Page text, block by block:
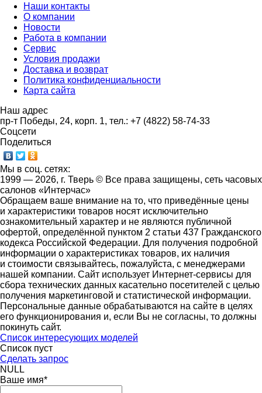
Наши контакты
О компании
Новости
Работа в компании
Сервис
Условия продажи
Доставка и возврат
Политика конфиденциальности
Карта сайта
Наш адрес
пр-т Победы, 24, корп. 1, тел.: +7 (4822) 58-74-33
Соцсети
Поделиться
Мы в соц. сетях:
1999 — 2026, г. Тверь © Все права защищены, сеть часовых
салонов «Интерчас»
Обращаем ваше внимание на то, что приведённые цены
и характеристики товаров носят исключительно
ознакомительный характер и не являются публичной
офертой, определённой пунктом 2 статьи 437 Гражданского
кодекса Российской Федерации. Для получения подробной
информации о характеристиках товаров, их наличия
и стоимости связывайтесь, пожалуйста, с менеджерами
нашей компании. Сайт использует Интернет-сервисы для
сбора технических данных касательно посетителей с целью
получения маркетинговой и статистической информации.
Персональные данные обрабатываются на сайте в целях
его функционирования и, если Вы не согласны, то должны
покинуть сайт.
Список интересующих моделей
Список пуст
Сделать запрос
NULL
Ваше имя*